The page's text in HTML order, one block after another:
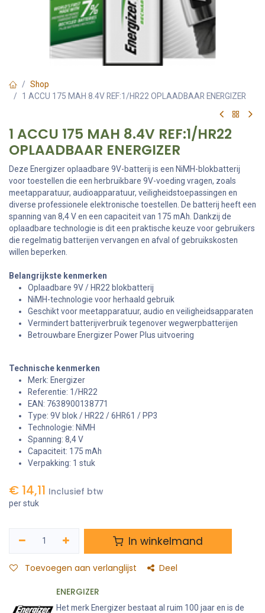
Shop
1 ACCU 175 MAH 8.4V REF:1/HR22 OPLAADBAAR ENERGIZER
1 ACCU 175 MAH 8.4V REF:1/HR22
OPLAADBAAR ENERGIZER
Deze Energizer oplaadbare 9V-batterij is een NiMH-blokbatterij
voor toestellen die een herbruikbare 9V-voeding vragen, zoals
meetapparatuur, audioapparatuur, veiligheidstoepassingen en
diverse professionele elektronische toestellen. De batterij heeft een
spanning van 8,4 V en een capaciteit van 175 mAh. Dankzij de
oplaadbare technologie is dit een praktische keuze voor gebruikers
die regelmatig batterijen vervangen en afval of gebruikskosten
willen beperken.
Belangrijkste kenmerken
Oplaadbare 9V / HR22 blokbatterij
NiMH-technologie voor herhaald gebruik
Geschikt voor meetapparatuur, audio en veiligheidsapparaten
Vermindert batterijverbruik tegenover wegwerpbatterijen
Betrouwbare Energizer Power Plus uitvoering
Technische kenmerken
Merk: Energizer
Referentie: 1/HR22
EAN: 7638900138771
Type: 9V blok / HR22 / 6HR61 / PP3
Technologie: NiMH
Spanning: 8,4 V
Capaciteit: 175 mAh
Verpakking: 1 stuk
€ 14,11 Inclusief btw
per stuk
In winkelmand
Toevoegen aan verlanglijst Deel
ENERGIZER
Het merk Energizer bestaat al ruim 100 jaar en is de